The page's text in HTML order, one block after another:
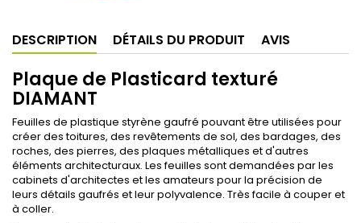
DESCRIPTION DÉTAILS DU PRODUIT AVIS
Plaque de Plasticard texturé
DIAMANT
Feuilles de plastique styrène gaufré pouvant être utilisées pour
créer des toitures, des revêtements de sol, des bardages, des
roches, des pierres, des plaques métalliques et d'autres
éléments architecturaux. Les feuilles sont demandées par les
cabinets d'architectes et les amateurs pour la précision de
leurs détails gaufrés et leur polyvalence. Très facile à couper et
à coller.